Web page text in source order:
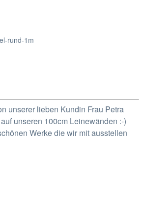
unserer lieben Kundin Frau Petra
unseren 100cm Leinewänden :-)
Werke die wir mit ausstellen